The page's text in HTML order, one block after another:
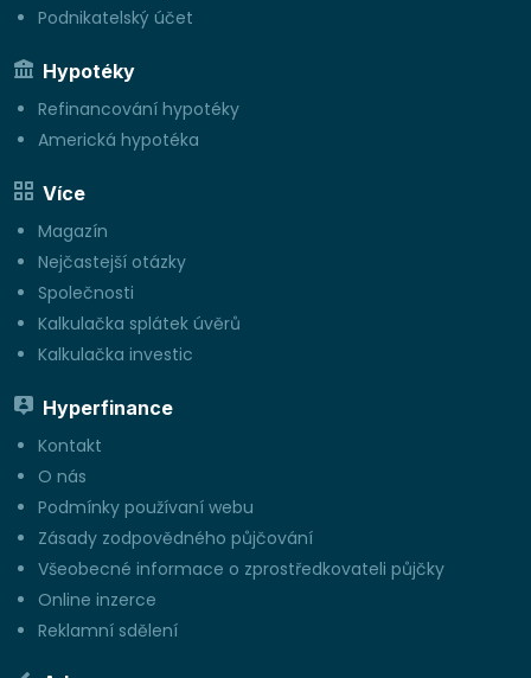
Podnikatelský účet
Hypotéky
Refinancování hypotéky
Americká hypotéka
Více
Magazín
Nejčastejší otázky
Společnosti
Kalkulačka splátek úvěrů
Kalkulačka investic
Hyperfinance
Kontakt
O nás
Podmínky používaní webu
Zásady zodpovědného půjčování
Všeobecné informace o zprostředkovateli půjčky
Online inzerce
Reklamní sdělení